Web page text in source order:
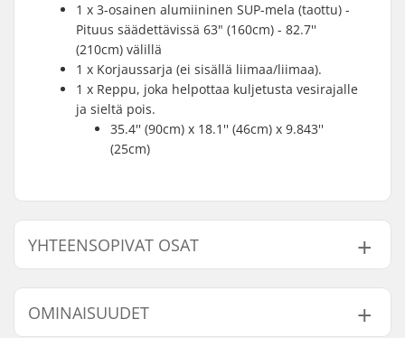
1 x 3-osainen alumiininen SUP-mela (taottu) -
Pituus säädettävissä 63" (160cm) - 82.7''
(210cm) välillä
1 x Korjaussarja (ei sisällä liimaa/liimaa).
1 x Reppu, joka helpottaa kuljetusta vesirajalle
ja sieltä pois.
35.4'' (90cm) x 18.1'' (46cm) x 9.843''
(25cm)
YHTEENSOPIVAT OSAT
Etsi yhteensopivia tuotteita Ocean Pacific Malibu All
Round 10'6 Ilmatäytteinen SUP-lauta:
OMINAISUUDET